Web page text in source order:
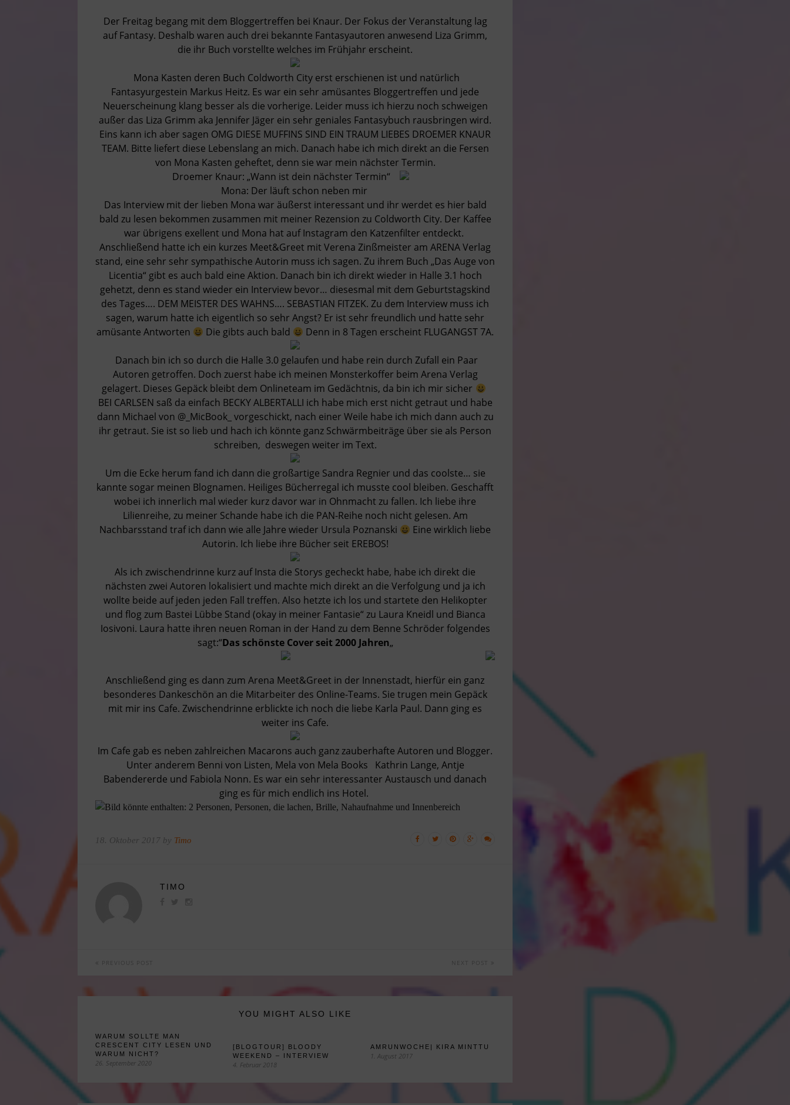
Der Freitag begang mit dem Bloggertreffen bei Knaur. Der Fokus der Veranstaltung lag
auf Fantasy. Deshalb waren auch drei bekannte Fantasyautoren anwesend Liza Grimm,
die ihr Buch vorstellte welches im Frühjahr erscheint.
Mona Kasten deren Buch Coldworth City erst erschienen ist und natürlich
Fantasyurgestein Markus Heitz. Es war ein sehr amüsantes Bloggertreffen und jede
Neuerscheinung klang besser als die vorherige. Leider muss ich hierzu noch schweigen
außer das Liza Grimm aka Jennifer Jäger ein sehr geniales Fantasybuch rausbringen wird.
Eins kann ich aber sagen OMG DIESE MUFFINS SIND EIN TRAUM LIEBES DROEMER KNAUR
TEAM. Bitte liefert diese Lebenslang an mich. Danach habe ich mich direkt an die Fersen
von Mona Kasten geheftet, denn sie war mein nächster Termin.
Droemer Knaur: „Wann ist dein nächster Termin“
Mona: Der läuft schon neben mir
Das Interview mit der lieben Mona war äußerst interessant und ihr werdet es hier bald
bald zu lesen bekommen zusammen mit meiner Rezension zu Coldworth City. Der Kaffee
war übrigens exellent und Mona hat auf Instagram den Katzenfilter entdeckt.
Anschließend hatte ich ein kurzes Meet&Greet mit Verena Zinßmeister am ARENA Verlag
stand, eine sehr sehr sympathische Autorin muss ich sagen. Zu ihrem Buch „Das Auge von
Licentia“ gibt es auch bald eine Aktion. Danach bin ich direkt wieder in Halle 3.1 hoch
gehetzt, denn es stand wieder ein Interview bevor… diesesmal mit dem Geburtstagskind
des Tages…. DEM MEISTER DES WAHNS…. SEBASTIAN FITZEK. Zu dem Interview muss ich
sagen, warum hatte ich eigentlich so sehr Angst? Er ist sehr freundlich und hatte sehr
amüsante Antworten
Die gibts auch bald Denn in 8 Tagen erscheint FLUGANGST 7A.
Danach bin ich so durch die Halle 3.0 gelaufen und habe rein durch Zufall ein Paar
Autoren getroffen. Doch zuerst habe ich meinen Monsterkoffer beim Arena Verlag
gelagert. Dieses Gepäck bleibt dem Onlineteam im Gedächtnis, da bin ich mir sicher
BEI CARLSEN saß da einfach BECKY ALBERTALLI ich habe mich erst nicht getraut und habe
dann Michael von @_MicBook_ vorgeschickt, nach einer Weile habe ich mich dann auch zu
ihr getraut. Sie ist so lieb und hach ich könnte ganz Schwärmbeiträge über sie als Person
schreiben, deswegen weiter im Text.
Um die Ecke herum fand ich dann die großartige Sandra Regnier und das coolste… sie
kannte sogar meinen Blognamen. Heiliges Bücherregal ich musste cool bleiben. Geschafft
wobei ich innerlich mal wieder kurz davor war in Ohnmacht zu fallen. Ich liebe ihre
Lilienreihe, zu meiner Schande habe ich die PAN-Reihe noch nicht gelesen. Am
Nachbarsstand traf ich dann wie alle Jahre wieder Ursula Poznanski
Eine wirklich liebe
Autorin. Ich liebe ihre Bücher seit EREBOS!
Als ich zwischendrinne kurz auf Insta die Storys gecheckt habe, habe ich direkt die
nächsten zwei Autoren lokalisiert und machte mich direkt an die Verfolgung und ja ich
wollte beide auf jeden jeden Fall treffen. Also hetzte ich los und startete den Helikopter
und flog zum Bastei Lübbe Stand (okay in meiner Fantasie“ zu Laura Kneidl und Bianca
Iosivoni. Laura hatte ihren neuen Roman in der Hand zu dem Benne Schröder folgendes
sagt:“Das schönste Cover seit 2000 Jahren„
Anschließend ging es dann zum Arena Meet&Greet in der Innenstadt, hierfür ein ganz
besonderes Dankeschön an die Mitarbeiter des Online-Teams. Sie trugen mein Gepäck
mit mir ins Cafe. Zwischendrinne erblickte ich noch die liebe Karla Paul. Dann ging es
weiter ins Cafe.
Im Cafe gab es neben zahlreichen Macarons auch ganz zauberhafte Autoren und Blogger.
Unter anderem Benni von Listen, Mela von Mela Books Kathrin Lange, Antje
Babendererde und Fabiola Nonn. Es war ein sehr interessanter Austausch und danach
ging es für mich endlich ins Hotel.
18. Oktober 2017 by Timo
TIMO
PREVIOUS POST NEXT POST
YOU MIGHT ALSO LIKE
WARUM SOLLTE MAN
CRESCENT CITY LESEN UND
WARUM NICHT?
26. September 2020
[BLOGTOUR] BLOODY
WEEKEND – INTERVIEW
4. Februar 2018
AMRUNWOCHE| KIRA MINTTU
1. August 2017